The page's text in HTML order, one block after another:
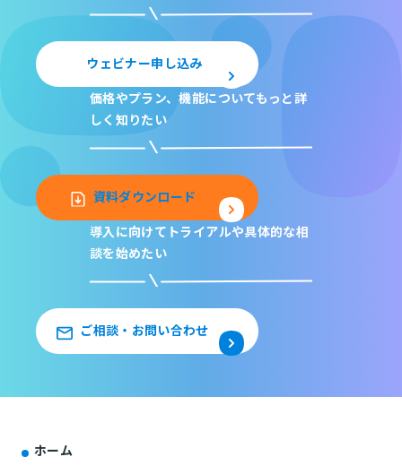
ウェビナー申し込み
価格やプラン、機能についてもっと詳
しく知りたい
資料ダウンロード
導入に向けてトライアルや具体的な相
談を始めたい
ご相談・お問い合わせ
ホーム